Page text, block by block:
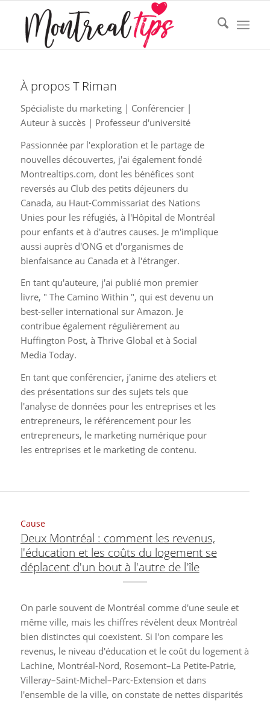
À proposT Riman
Spécialiste du marketing | Conférencier |
Auteur à succès | Professeur d'université
Passionnée par l'exploration et le partage de
nouvelles découvertes, j'ai également fondé
Montrealtips.com, dont les bénéfices sont
reversés au Club des petits déjeuners du
Canada, au Haut-Commissariat des Nations
Unies pour les réfugiés, à l'Hôpital de Montréal
pour enfants et à d'autres causes. Je m'implique
aussi auprès d'ONG et d'organismes de
bienfaisance au Canada et à l'étranger.
En tant qu'auteure, j'ai publié mon premier
livre, " The Camino Within ", qui est devenu un
best-seller international sur Amazon. Je
contribue également régulièrement au
Huffington Post, à Thrive Global et à Social
Media Today.
En tant que conférencier, j'anime des ateliers et
des présentations sur des sujets tels que
l'analyse de données pour les entreprises et les
entrepreneurs, le référencement pour les
entrepreneurs, le marketing numérique pour
les entreprises et le marketing de contenu.
Cause
Deux Montréal : comment les revenus,
l'éducation et les coûts du logement se
déplacent d'un bout à l'autre de l'île
On parle souvent de Montréal comme d'une seule et
même ville, mais les chiffres révèlent deux Montréal
bien distinctes qui coexistent. Si l'on compare les
revenus, le niveau d'éducation et le coût du logement à
Lachine, Montréal-Nord, Rosemont–La Petite-Patrie,
Villeray–Saint-Michel–Parc-Extension et dans
l'ensemble de la ville, on constate de nettes disparités